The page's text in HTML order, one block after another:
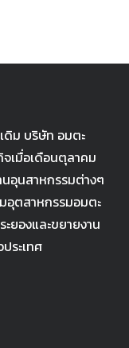
ม บริษัท อมตะ
เมื่อเดือนตุลาคม
อุนสาหกรรมต่างๆ
อุตสาหกรรมอมตะ
ยองและขยายงาน
ระเทศ